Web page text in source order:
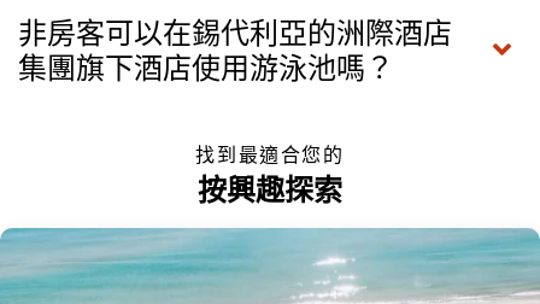
非房客可以在錫代利亞的洲際酒店
集團旗下酒店使用游泳池嗎？
找到最適合您的
按興趣探索